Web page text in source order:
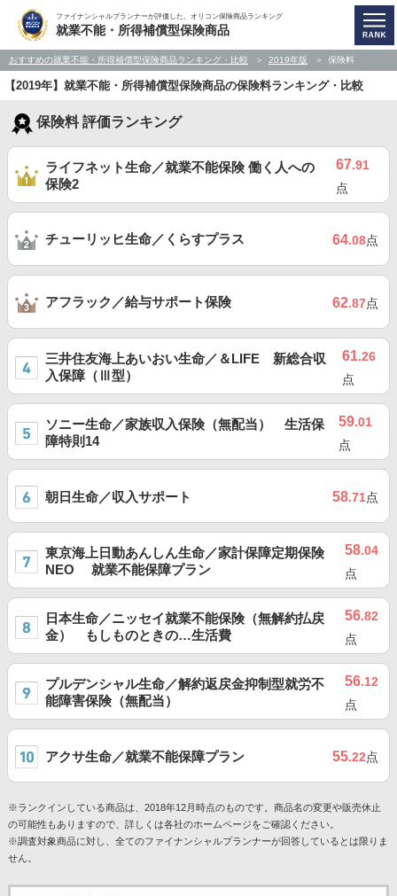
ファイナンシャルプランナーが評価した、オリコン保険商品ランキング
就業不能・所得補償型保険商品
おすすめの就業不能・所得補償型保険商品ランキング・比較 2019年版 保険料
【2019年】就業不能・所得補償型保険商品の保険料ランキング・比較
保険料 評価ランキング
ライフネット生命／就業不能保険 働く人への
保険2
67.91
点
チューリッヒ生命／くらすプラス 64.08点
アフラック／給与サポート保険 62.87点
三井住友海上あいおい生命／＆LIFE 新総合収
入保障（Ⅲ型）
61.26
点
ソニー生命／家族収入保険（無配当） 生活保
障特則14
59.01
点
朝日生命／収入サポート 58.71点
東京海上日動あんしん生命／家計保障定期保険
NEO 就業不能保障プラン
58.04
点
日本生命／ニッセイ就業不能保険（無解約払戻
金） もしものときの…生活費
56.82
点
プルデンシャル生命／解約返戻金抑制型就労不
能障害保険（無配当）
56.12
点
アクサ生命／就業不能保障プラン 55.22点
※ランクインしている商品は、2018年12月時点のものです。商品名の変更や販売休止
の可能性もありますので、詳しくは各社のホームページをご確認ください。
※調査対象商品に対し、全てのファイナンシャルプランナーが回答しているとは限りま
せん。